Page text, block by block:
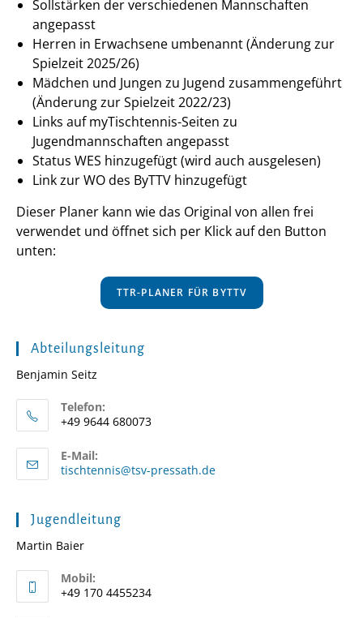
Sollstärken der verschiedenen Mannschaften
angepasst
Herren in Erwachsene umbenannt (Änderung zur
Spielzeit 2025/26)
Mädchen und Jungen zu Jugend zusammengeführt
(Änderung zur Spielzeit 2022/23)
Links auf myTischtennis-Seiten zu
Jugendmannschaften angepasst
Status WES hinzugefügt (wird auch ausgelesen)
Link zur WO des ByTTV hinzugefügt
Dieser Planer kann wie das Original von allen frei
verwendet und öffnet sich per Klick auf den Button
unten:
TTR-PLANER FÜR BYTTV
Abteilungsleitung
Benjamin Seitz
Telefon:
+49 9644 680073
E-Mail:
tischtennis@tsv-pressath.deOpens
Jugendleitung
Martin Baier
Mobil:
+49 170 4455234